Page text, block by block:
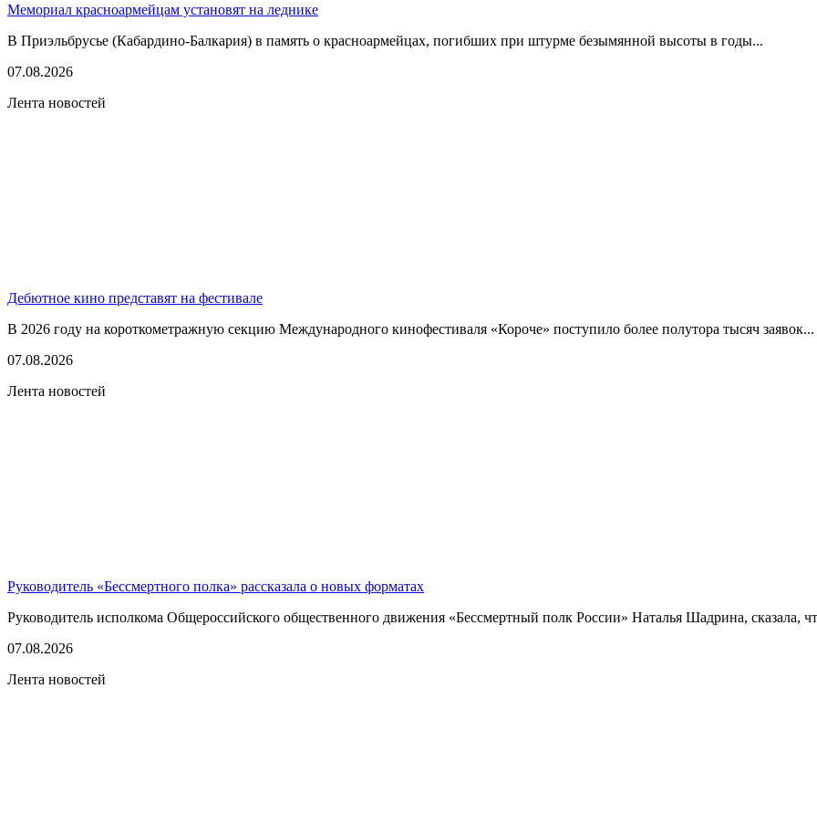
Мемориал красноармейцам установят на леднике
В Приэльбрусье (Кабардино-Балкария) в память о красноармейцах, погибших при штурме безымянной высоты в годы...
07.08.2026
Лента новостей
Дебютное кино представят на фестивале
В 2026 году на короткометражную секцию Международного кинофестиваля «Короче» поступило более полутора тысяч заявок...
07.08.2026
Лента новостей
Руководитель «Бессмертного полка» рассказала о новых форматах
Руководитель исполкома Общероссийского общественного движения «Бессмертный полк России» Наталья Шадрина, сказала,
07.08.2026
Лента новостей